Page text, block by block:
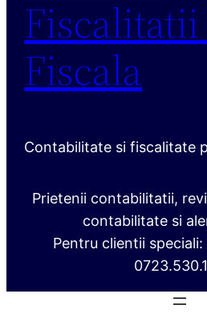
Fiscala
Contabilitate si fiscalitate
Prietenii contabilitatii,
contabilitate si
Pentru clientii speciali: